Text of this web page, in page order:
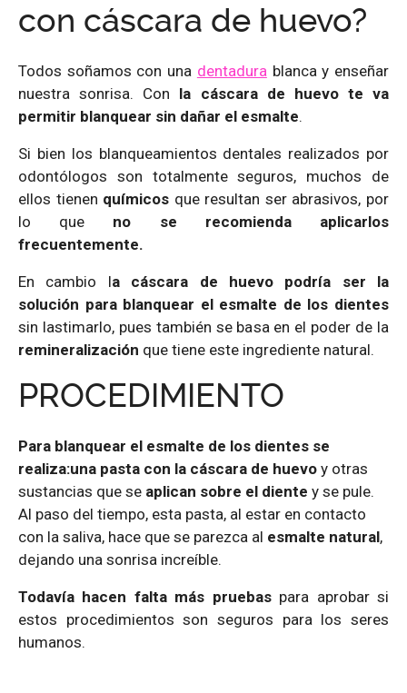
con cáscara de huevo?
Todos soñamos con una dentadura blanca y enseñar
nuestra sonrisa. Con la cáscara de huevo te va
permitir blanquear sin dañar el esmalte.
Si bien los blanqueamientos dentales realizados por
odontólogos son totalmente seguros, muchos de
ellos tienen químicos que resultan ser abrasivos, por
lo que no se recomienda aplicarlos
frecuentemente.
En cambio la cáscara de huevo podría ser la
solución para blanquear el esmalte de los dientes
sin lastimarlo, pues también se basa en el poder de la
remineralización que tiene este ingrediente natural.
PROCEDIMIENTO
Para blanquear el esmalte de los dientes se
realiza:una pasta con la cáscara de huevo y otras
sustancias que se aplican sobre el diente y se pule.
Al paso del tiempo, esta pasta, al estar en contacto
con la saliva, hace que se parezca al esmalte natural,
dejando una sonrisa increíble.
Todavía hacen falta más pruebaspara aprobar si
estos procedimientos son seguros para los seres
humanos.